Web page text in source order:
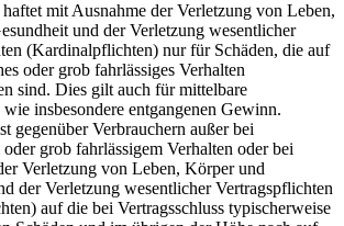
mit Ausnahme der Verletzung von Leben,
und der Verletzung wesentlicher
(Kardinalpflichten) nur für Schäden, die auf
oder grob fahrlässiges Verhalten
sind. Dies gilt auch für mittelbare
wie insbesondere entgangenen Gewinn.
gegenüber Verbrauchern außer bei
grob fahrlässigem Verhalten oder bei
Verletzung von Leben, Körper und
der Verletzung wesentlicher Vertragspflichten
auf die bei Vertragsschluss typischerweise